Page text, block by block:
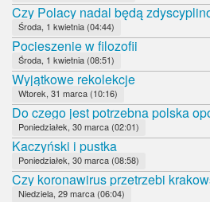
Czy Polacy nadal będą
Środa, 1 kwietnia (04:44)
Pocieszenie w filozofii
Środa, 1 kwietnia (08:51)
Wyjątkowe rekolekcje
Wtorek, 31 marca (10:16)
Do czego jest potrzebna polska
Poniedziałek, 30 marca (02:01)
Kaczyński i pustka
Poniedziałek, 30 marca (08:58)
Czy koronawirus przetrzebi
Niedziela, 29 marca (06:04)